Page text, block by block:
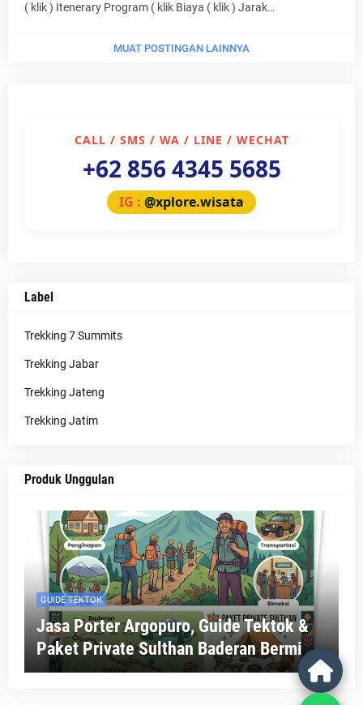
( klik ) Itenerary Program ( klik Biaya ( klik ) Jarak…
MUAT POSTINGAN LAINNYA
CALL / SMS / WA / LINE / WECHAT
+62 856 4345 5685
IG : @xplore.wisata
Label
Trekking 7 Summits
Trekking Jabar
Trekking Jateng
Trekking Jatim
Produk Unggulan
GUIDE TEKTOK
Jasa Porter Argopuro, Guide Tektok &
Paket Private Sulthan Baderan Bermi